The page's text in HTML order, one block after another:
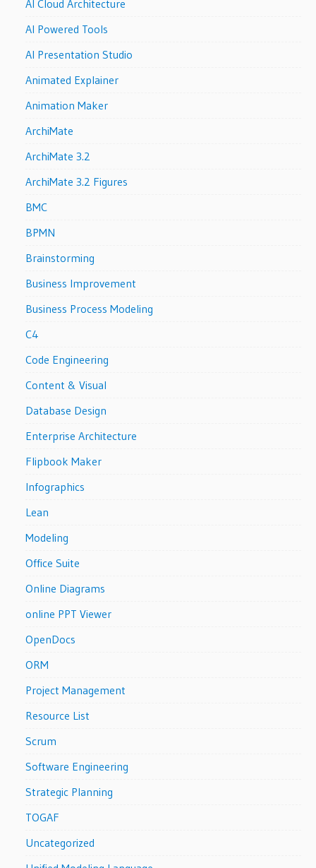
AI Cloud Architecture
AI Powered Tools
AI Presentation Studio
Animated Explainer
Animation Maker
ArchiMate
ArchiMate 3.2
ArchiMate 3.2 Figures
BMC
BPMN
Brainstorming
Business Improvement
Business Process Modeling
C4
Code Engineering
Content & Visual
Database Design
Enterprise Architecture
Flipbook Maker
Infographics
Lean
Modeling
Office Suite
Online Diagrams
online PPT Viewer
OpenDocs
ORM
Project Management
Resource List
Scrum
Software Engineering
Strategic Planning
TOGAF
Uncategorized